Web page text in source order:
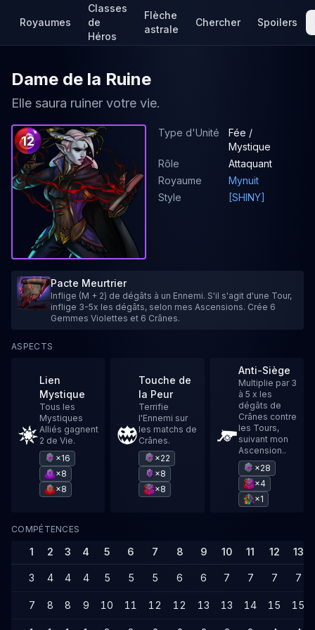
Royaumes
Classes
de
Héros
Flèche
astrale
Chercher Spoilers
Dame de la Ruine
Elle saura ruiner votre vie.
12
Type d'Unité
Fée /
Mystique
Rôle
Attaquant
Royaume
Mynuit
Style
[SHINY]
Pacte Meurtrier
Inflige (M + 2) de dégâts à un Ennemi. S'il s'agit d'une Tour,
inflige 3-5x les dégâts, selon mes Ascensions. Crée 6
Gemmes Violettes et 6 Crânes.
ASPECTS
Lien
Mystique
Tous les
Mystiques
Alliés gagnent
2 de Vie.
×16
×8
×8
Touche de
la Peur
Terrifie
l'Ennemi sur
les matchs de
Crânes.
×22
×8
×8
Anti-Siège
Multiplie par 3
à 5 x les
dégâts de
Crânes contre
les Tours,
suivant mon
Ascension..
×28
×4
×1
COMPÉTENCES
1 2 3 4 5 6 7 8 9 10 11 12 13
3 4 4 4 5 5 5 6 6 7 7 7 7
7 8 8 9 10 11 12 12 13 13 14 15 15